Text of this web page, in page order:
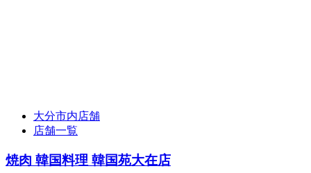
大分市内店舗
店舗一覧
焼肉 韓国料理 韓国苑大在店